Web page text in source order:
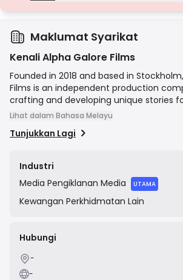
Daripada bidang kuasa dengan
dana dan insurans. Walaupun menarik
menimbulkan risiko yang lebih
Maklumat Syarikat
Kenali Alpha Galore Films
Founded in 2018 and based in
Films is an independent production
crafting and developing unique stories
audience. The company collaborates
quality cinematic content, including
bring engaging and thought-provoking
screen.
Lihat dalam Bahasa Melayu
Tunjukkan Lagi
Industri
Media Pengiklanan Media UTAMA
Kewangan Perkhidmatan Lain
Hubungi
-
-